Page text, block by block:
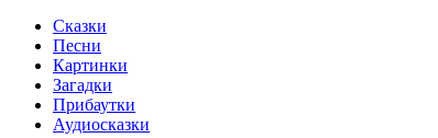
Сказки
Песни
Картинки
Загадки
Прибаутки
Аудиосказки